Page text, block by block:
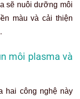
sẽ nuôi dưỡng môi
màu và cải thiện
môi plasma và
hai công nghệ này